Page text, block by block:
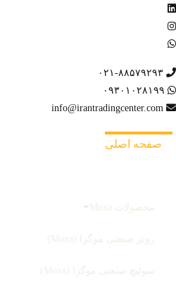
۰۲۱-۸۸۵۷۹۲۹۳
۰۹۳۰۱۰۲۸۱۹۹
info@irantradingcenter.com
صفحه اصلی
محصولات Moxa
روتر صنعتی موگزا (Moxa)
سوئیچ صنعتی موگزا (Moxa)